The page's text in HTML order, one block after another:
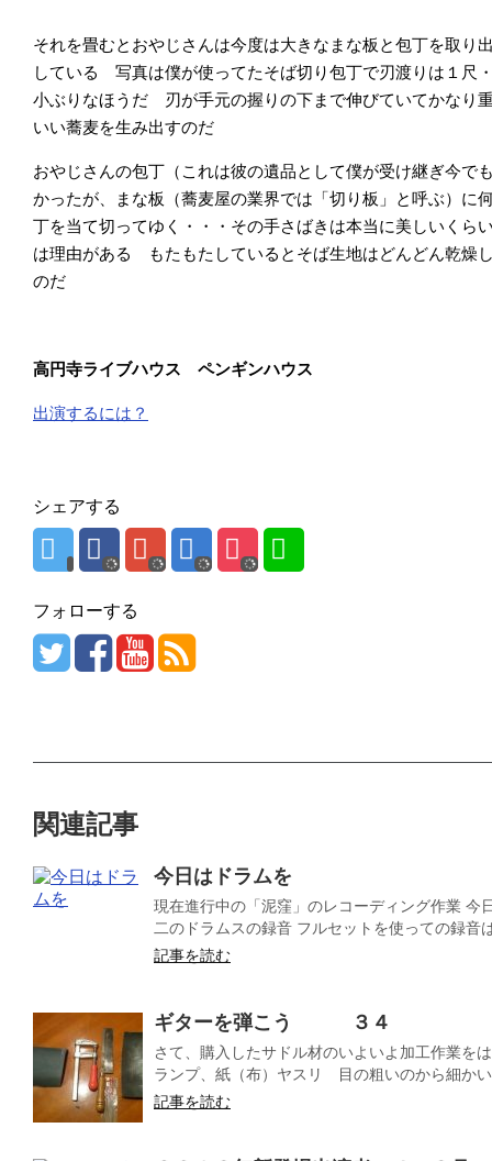
それを畳むとおやじさんは今度は大きなまな板と包丁を取
している 写真は僕が使ってたそば切り包丁で刃渡りは１尺
小ぶりなほうだ 刃が手元の握りの下まで伸びていてかなり
いい蕎麦を生み出すのだ
おやじさんの包丁（これは彼の遺品として僕が受け継ぎ今で
かったが、まな板（蕎麦屋の業界では「切り板」と呼ぶ）に
丁を当て切ってゆく・・・その手さばきは本当に美しいく
は理由がある もたもたしているとそば生地はどんどん乾燥
のだ
高円寺ライブハウス ペンギンハウス
出演するには？
シェアする
フォローする
関連記事
今日はドラムを
現在進行中の「泥窪」のレコーディング作業
二のドラムスの録音 フルセットを使っての録音
記事を読む
ギターを弾こう ３４
さて、購入したサドル材のいよいよ加工作業を
ランプ、紙（布）ヤスリ 目の粗いのから細か
記事を読む